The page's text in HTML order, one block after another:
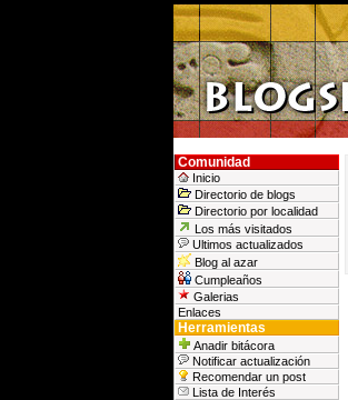
Comunidad
Inicio
Directorio de blogs
Directorio por localidad
Los más visitados
Ultimos actualizados
Blog al azar
Cumpleaños
Galerias
Enlaces
Herramientas
Anadir bitácora
Notificar actualización
Recomendar un post
Lista de Interés